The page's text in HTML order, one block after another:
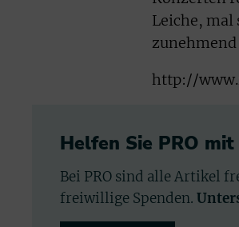
Leiche, mal
http://
Helfen Sie PRO
Bei PRO sind alle Artikel
freiwillige Spenden.